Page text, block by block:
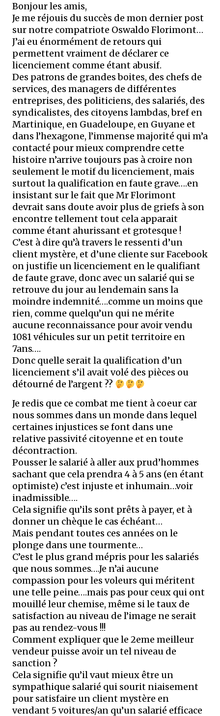
Bonjour les amis,
Je me réjouis du succès de mon dernier post
sur notre compatriote Oswaldo Florimont…
J’ai eu énormément de retours qui
permettent vraiment de déclarer ce
licenciement comme étant abusif.
Des patrons de grandes boites, des chefs de
services, des managers de différentes
entreprises, des politiciens, des salariés, des
syndicalistes, des citoyens lambdas, bref en
Martinique, en Guadeloupe, en Guyane et
dans l’hexagone, l’immense majorité qui m’a
contacté pour mieux comprendre cette
histoire n’arrive toujours pas à croire non
seulement le motif du licenciement, mais
surtout la qualification en faute grave….en
insistant sur le fait que Mr Florimont
devrait sans doute avoir plus de griefs à son
encontre tellement tout cela apparait
comme étant ahurissant et grotesque !
C’est à dire qu’à travers le ressenti d’un
client mystère, et d’une cliente sur Facebook
on justifie un licenciement en le qualifiant
de faute grave, donc avec un salarié qui se
retrouve du jour au lendemain sans la
moindre indemnité….comme un moins que
rien, comme quelqu’un qui ne mérite
aucune reconnaissance pour avoir vendu
1081 véhicules sur un petit territoire en
7ans….
Donc quelle serait la qualification d’un
licenciement s’il avait volé des pièces ou
détourné de l’argent ??
Je redis que ce combat me tient à coeur car
nous sommes dans un monde dans lequel
certaines injustices se font dans une
relative passivité citoyenne et en toute
décontraction.
Pousser le salarié à aller aux prud’hommes
sachant que cela prendra 4 à 5 ans (en étant
optimiste) c’est injuste et inhumain…voir
inadmissible….
Cela signifie qu’ils sont prêts à payer, et à
donner un chèque le cas échéant…
Mais pendant toutes ces années on le
plonge dans une tourmente…
C’est le plus grand mépris pour les salariés
que nous sommes….Je n’ai aucune
compassion pour les voleurs qui méritent
une telle peine….mais pas pour ceux qui ont
mouillé leur chemise, même si le taux de
satisfaction au niveau de l’image ne serait
pas au rendez-vous !!!
Comment expliquer que le 2eme meilleur
vendeur puisse avoir un tel niveau de
sanction ?
Cela signifie qu’il vaut mieux être un
sympathique salarié qui sourit niaisement
pour satisfaire un client mystère en
vendant 5 voitures/an qu’un salarié efficace